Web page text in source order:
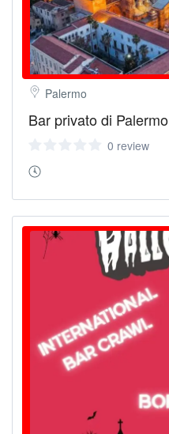
Palermo
Bar privato di Palermo
0 review